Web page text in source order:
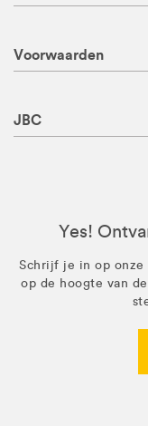
Voorwaarden
JBC
Yes!
Schrijf je in op
op de hoogte van